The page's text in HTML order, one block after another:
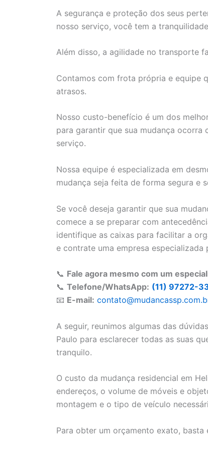
A segurança e proteção dos seus
nosso serviço, você tem a
Além disso, a agilidade no transporte
Contamos com frota própria e equipe
atrasos.
Nosso custo-benefício é um dos
para garantir que sua mudança
serviço.
Nossa equipe é especializada em
mudança seja feita de forma segura e
Se você deseja garantir que sua
comece a se preparar com
identifique as caixas para facilitar a
e contrate uma empresa
📞 Fale agora mesmo com um
📞 Telefone/WhatsApp: (11) 97272-
📧 E-mail:
A seguir, reunimos algumas das
Paulo para esclarecer todas as suas
tranquilo.
O custo da mudança residencial em
endereços, o volume de móveis e
montagem e o tipo de veículo
Para obter um orçamento exato,